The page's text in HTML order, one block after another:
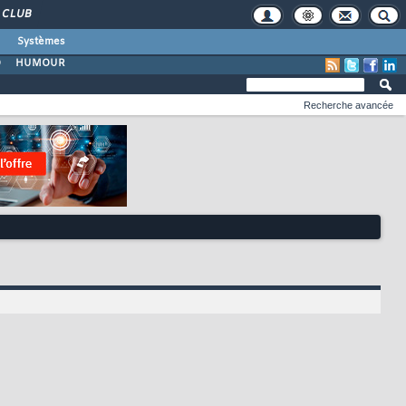
CLUB
Systèmes
HUMOUR
Recherche avancée